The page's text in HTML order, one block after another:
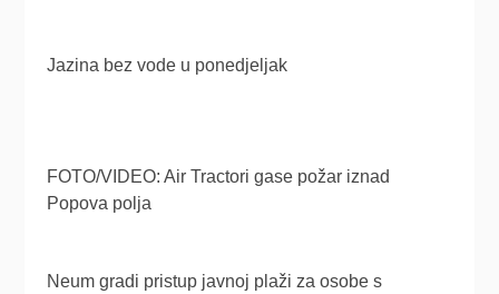
Jazina bez vode u ponedjeljak
FOTO/VIDEO: Air Tractori gase požar iznad
Popova polja
Neum gradi pristup javnoj plaži za osobe s